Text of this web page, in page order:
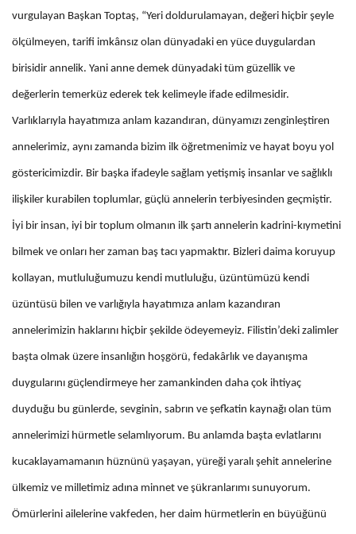
vurgulayan Başkan Toptaş, “Yeri doldurulamayan, değeri hiçbir şeyle
ölçülmeyen, tarifi imkânsız olan dünyadaki en yüce duygulardan
birisidir annelik. Yani anne demek dünyadaki tüm güzellik ve
değerlerin temerküz ederek tek kelimeyle ifade edilmesidir.
Varlıklarıyla hayatımıza anlam kazandıran, dünyamızı zenginleştiren
annelerimiz, aynı zamanda bizim ilk öğretmenimiz ve hayat boyu yol
göstericimizdir. Bir başka ifadeyle sağlam yetişmiş insanlar ve sağlıklı
ilişkiler kurabilen toplumlar, güçlü annelerin terbiyesinden geçmiştir.
İyi bir insan, iyi bir toplum olmanın ilk şartı annelerin kadrini-kıymetini
bilmek ve onları her zaman baş tacı yapmaktır. Bizleri daima koruyup
kollayan, mutluluğumuzu kendi mutluluğu, üzüntümüzü kendi
üzüntüsü bilen ve varlığıyla hayatımıza anlam kazandıran
annelerimizin haklarını hiçbir şekilde ödeyemeyiz. Filistin’deki zalimler
başta olmak üzere insanlığın hoşgörü, fedakârlık ve dayanışma
duygularını güçlendirmeye her zamankinden daha çok ihtiyaç
duyduğu bu günlerde, sevginin, sabrın ve şefkatin kaynağı olan tüm
annelerimizi hürmetle selamlıyorum. Bu anlamda başta evlatlarını
kucaklayamamanın hüznünü yaşayan, yüreği yaralı şehit annelerine
ülkemiz ve milletimiz adına minnet ve şükranlarımı sunuyorum.
Ömürlerini ailelerine vakfeden, her daim hürmetlerin en büyüğünü